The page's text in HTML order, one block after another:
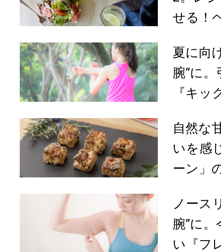
せる！
夏に向
腕”に
『キッ
自然な
いを感
ーン」
ノース
腕”に
い『フ